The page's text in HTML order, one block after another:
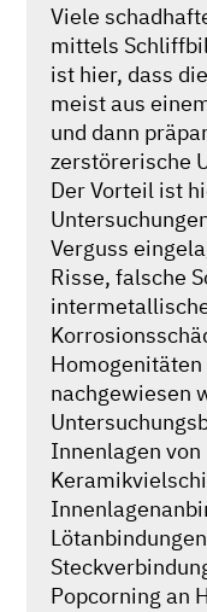
Viele
mittels
ist hier, dass
meist aus
und dann
zerstörerische
Der Vorteil ist
Verguss
Risse, falsche
nachgewiesen
Innenlagen von
Popcorning an